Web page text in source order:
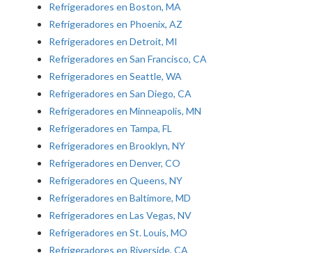
Refrigeradores en Boston, MA
Refrigeradores en Phoenix, AZ
Refrigeradores en Detroit, MI
Refrigeradores en San Francisco, CA
Refrigeradores en Seattle, WA
Refrigeradores en San Diego, CA
Refrigeradores en Minneapolis, MN
Refrigeradores en Tampa, FL
Refrigeradores en Brooklyn, NY
Refrigeradores en Denver, CO
Refrigeradores en Queens, NY
Refrigeradores en Baltimore, MD
Refrigeradores en Las Vegas, NV
Refrigeradores en St. Louis, MO
Refrigeradores en Riverside, CA